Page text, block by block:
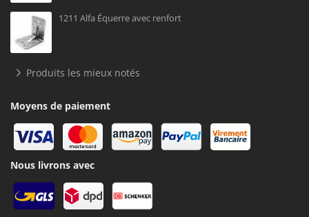
1211 Alfa Équerre avec renfort
Produits les mieux notés
Moyens de paiement
Nous livrons avec